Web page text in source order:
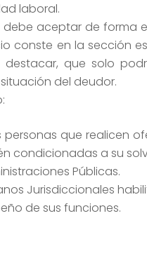
laboral.
debe aceptar de forma
conste en la sección
destacar, que solo
del deudor.
personas que realicen
condicionadas a su
Públicas.
Jurisdiccionales
de sus funciones.